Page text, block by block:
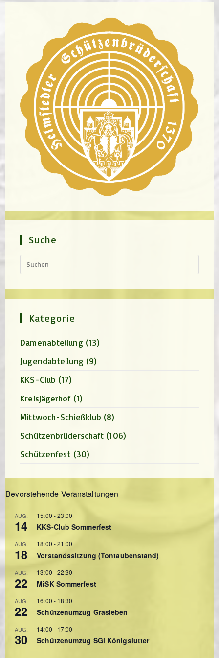
Suche
Kategorie
Damenabteilung (13)
Jugendabteilung (9)
KKS-Club (17)
Kreisjägerhof (1)
Mittwoch-Schießklub (8)
Schützenbrüderschaft (106)
Schützenfest (30)
Bevorstehende Veranstaltungen
AUG.
14
15:00 -23:00
KKS-Club Sommerfest
AUG.
18
18:00 -21:00
Vorstandssitzung (Tontaubenstand)
AUG.
22
13:00 -22:30
MiSK Sommerfest
AUG.
22
16:00 - 18:30
Schützenumzug Grasleben
AUG.
30
14:00 - 17:00
Schützenumzug SGi Königslutter